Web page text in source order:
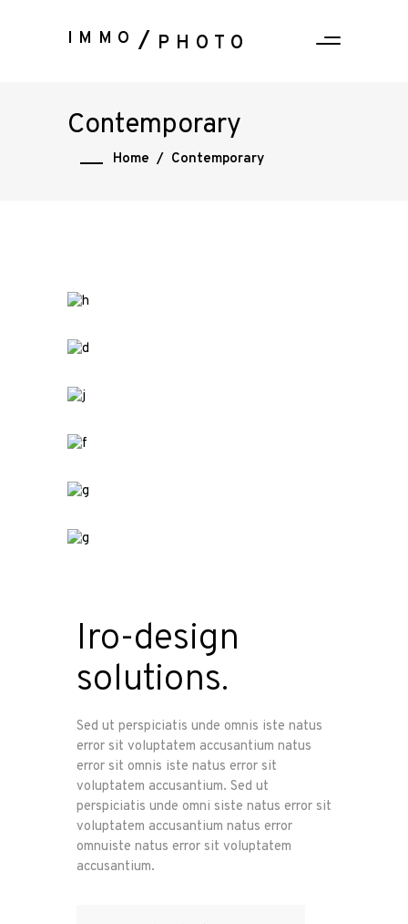
IMMO PHOTO
Contemporary
Home / Contemporary
Iro-design
solutions.
Sed ut perspiciatis unde omnis iste natus
error sit voluptatem accusantium natus
error sit omnis iste natus error sit
voluptatem accusantium. Sed ut
perspiciatis unde omni siste natus error sit
voluptatem accusantium natus error
omnuiste natus error sit voluptatem
accusantium.